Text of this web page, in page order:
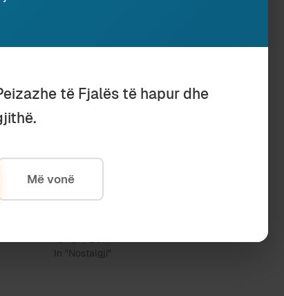
University, 2018.
https://commons.ln.edu.hk/his_etd.
12 April 2017
In "Nostalgji"
të Fjalës të hapur dhe
Më vonë